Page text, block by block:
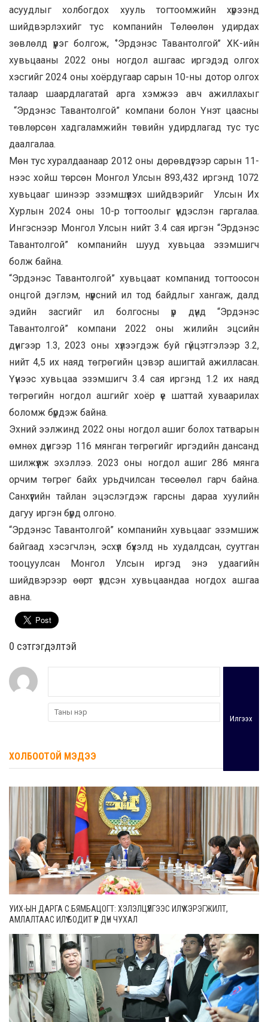
асуудлыг холбогдох хууль тогтоомжийн хүрээнд
шийдвэрлэхийг тус компанийн Төлөөлөн удирдах
зөвлөлд үүрэг болгож, ‘’Эрдэнэс Тавантолгой’’ ХК-ийн
хувьцааны 2022 оны ногдол ашгаас иргэдэд олгох
хэсгийг 2024 оны хоёрдугаар сарын 10-ны дотор олгох
талаар шаардлагатай арга хэмжээ авч ажиллахыг
“Эрдэнэс Тавантолгой” компани болон Үнэт цаасны
төвлөрсөн хадгаламжийн төвийн удирдлагад тус тус
даалгалаа.
Мөн тус хуралдаанаар 2012 оны дөрөвдүгээр сарын 11-
нээс хойш төрсөн Монгол Улсын 893,432 иргэнд 1072
хувьцааг шинээр эзэмшүүлэх шийдвэрийг Улсын Их
Хурлын 2024 оны 10-р тогтоолыг үндэслэн гаргалаа.
Ингэснээр Монгол Улсын нийт 3.4 сая иргэн “Эрдэнэс
Тавантолгой” компанийн шууд хувьцаа эзэмшигч
болж байна.
“Эрдэнэс Тавантолгой” хувьцаат компанид тогтоосон
онцгой дэглэм, нүүрсний ил тод байдлыг хангаж, далд
эдийн засгийг ил болгосны үр дүнд “Эрдэнэс
Тавантолгой” компани 2022 оны жилийн эцсийн
дүнгээр 1.3, 2023 оны хүлээгдэж буй гүйцэтгэлээр 3.2,
нийт 4,5 их наяд төгрөгийн цэвэр ашигтай ажилласан.
Үүнээс хувьцаа эзэмшигч 3.4 сая иргэнд 1.2 их наяд
төгрөгийн ногдол ашгийг хоёр үе шаттай хуваарилах
боломж бүрдэж байна.
Эхний ээлжинд 2022 оны ногдол ашиг болох татварын
өмнөх дүнгээр 116 мянган төгрөгийг иргэдийн дансанд
шилжүүлж эхэллээ. 2023 оны ногдол ашиг 286 мянга
орчим төгрөг байх урьдчилсан төсөөлөл гарч байна.
Санхүүгийн тайлан эцэслэгдэж гарсны дараа хуулийн
дагуу иргэн бүрд олгоно.
“Эрдэнэс Тавантолгой” компанийн хувьцааг эзэмшиж
байгаад хэсэгчлэн, эсхүл бүхэлд нь худалдсан, суутган
тооцуулсан Монгол Улсын иргэд энэ удаагийн
шийдвэрээр өөрт үлдсэн хувьцаандаа ногдох ашгаа
авна.
0 cэтгэгдэлтэй
Илгээх
ХОЛБООТОЙ МЭДЭЭ
УИХ-ЫН ДАРГА С.БЯМБАЦОГТ: ХЭЛЭЛЦҮҮЛГЭЭС ИЛҮҮ ХЭРЭГЖИЛТ,
АМЛАЛТААС ИЛҮҮ БОДИТ ҮР ДҮН ЧУХАЛ